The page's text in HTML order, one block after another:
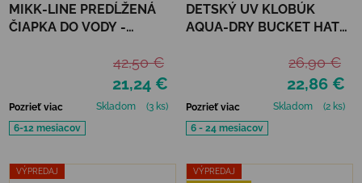
MIKK-LINE PREDĹŽENÁ
ČIAPKA DO VODY -
21,24 €
42,50 €
Pozrieť viac Skladom
(3 ks)
6-12 mesiacov
DETSKÝ UV KLOBÚK
AQUA-DRY BUCKET HAT
22,86 €
26,90 €
Pozrieť viac Skladom
(2 ks)
6 - 24 mesiacov
VÝPREDAJ
VÝPREDAJ